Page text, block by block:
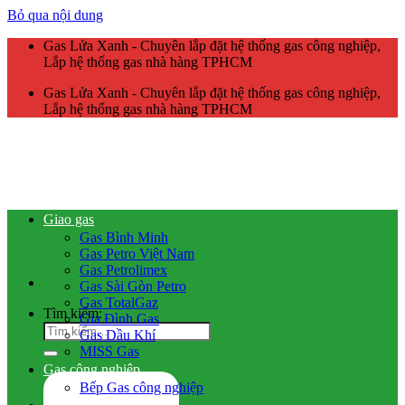
Bỏ qua nội dung
Gas Lửa Xanh - Chuyên lắp đặt hệ thống gas công nghiệp,
Lắp hệ thống gas nhà hàng TPHCM
Gas Lửa Xanh - Chuyên lắp đặt hệ thống gas công nghiệp,
Lắp hệ thống gas nhà hàng TPHCM
Tìm kiếm:
Giao gas
Gas Bình Minh
Gas Petro Việt Nam
Gas Petrolimex
Gas Sài Gòn Petro
Gas TotalGaz
Gia Đình Gas
Gas Dầu Khí
MISS Gas
Gas công nghiệp
Bếp Gas công nghiệp